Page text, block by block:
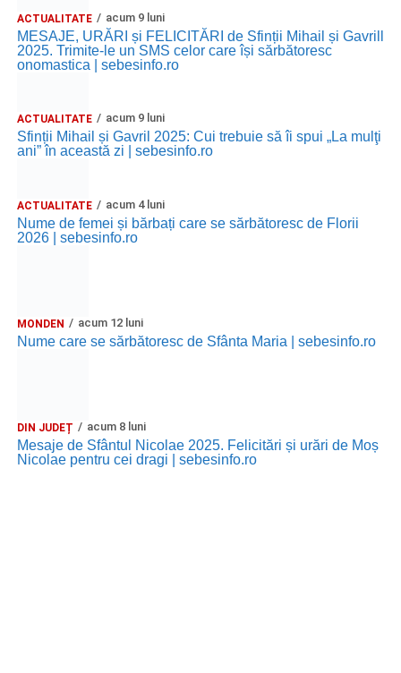
ACTUALITATE acum 9 luni
MESAJE, URĂRI și FELICITĂRI de Sfinții Mihail și Gavrill
2025. Trimite-le un SMS celor care își sărbătoresc
onomastica | sebesinfo.ro
ACTUALITATE acum 9 luni
Sfinții Mihail și Gavril 2025: Cui trebuie să îi spui „La mulţi
ani” în această zi | sebesinfo.ro
ACTUALITATE acum 4 luni
Nume de femei și bărbați care se sărbătoresc de Florii
2026 | sebesinfo.ro
MONDEN acum 12 luni
Nume care se sărbătoresc de Sfânta Maria | sebesinfo.ro
DIN JUDEȚ acum 8 luni
Mesaje de Sfântul Nicolae 2025. Felicitări și urări de Moș
Nicolae pentru cei dragi | sebesinfo.ro